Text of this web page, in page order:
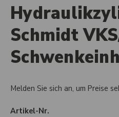
Schmidt
Melden Sie sich an, um Preise
Artikel-Nr.